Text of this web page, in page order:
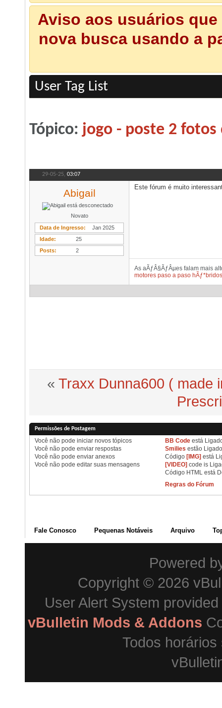
Aviso aos usuários
nova busca usando a
User Tag List
Tópico:jogo - poste 2
29-05-25, 03:07
Abigail
Novato
Data de Ingresso
Jan 2025
Idade
25
Posts
2
Este fórum é muito
As aÃƒÂ§ÃƒÂµes falam mais
motores paso a paso hÃƒ*bridos
« Traxx Dunna600 ( made
Permissões de Postagem
Você não pode iniciar novos tópicos
Você não pode enviar respostas
Você não pode enviar anexos
Você não pode editar suas mensagens
BB Codeestá
Smilies estão
Código [IMG] está
[VIDEO] code is
Código HTML está
Regras do Fórum
Fale Conosco Pequenas Notáveis Arquivo
Powered
Copyright © 2026
User Alert System
vBulletin Mods & Addons
Todos